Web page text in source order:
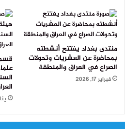
منتدى بغداد يفتتح أنشطته
بمحاضرة عن العشريات وتحولات
الصراع في العراق والمنطقة
فبراير 17, 2026